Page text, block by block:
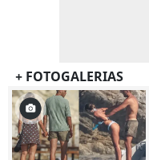
+ FOTOGALERIAS